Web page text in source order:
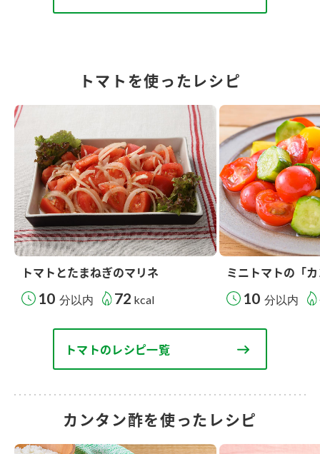
トマトを使ったレシピ
トマトとたまねぎのマリネ
10 分以内 72 kcal
ミニトマトの「
10 分以内
トマトのレシピ一覧
カンタン酢を使ったレシピ